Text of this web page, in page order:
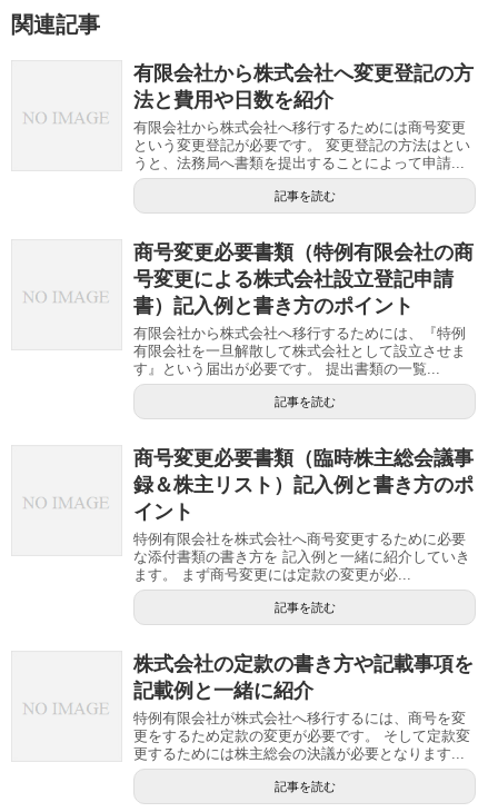
関連記事
有限会社から株式会社へ変更登記の方
法と費用や日数を紹介
有限会社から株式会社へ移行するためには商号変更
という変更登記が必要です。 変更登記の方法はとい
うと、法務局へ書類を提出することによって申請...
記事を読む
商号変更必要書類（特例有限会社の商
号変更による株式会社設立登記申請
書）記入例と書き方のポイント
有限会社から株式会社へ移行するためには、『特例
有限会社を一旦解散して株式会社として設立させま
す』という届出が必要です。 提出書類の一覧...
記事を読む
商号変更必要書類（臨時株主総会議事
録＆株主リスト）記入例と書き方のポ
イント
特例有限会社を株式会社へ商号変更するために必要
な添付書類の書き方を 記入例と一緒に紹介していき
ます。 まず商号変更には定款の変更が必...
記事を読む
株式会社の定款の書き方や記載事項を
記載例と一緒に紹介
特例有限会社が株式会社へ移行するには、商号を変
更をするため定款の変更が必要です。 そして定款変
更するためには株主総会の決議が必要となります...
記事を読む